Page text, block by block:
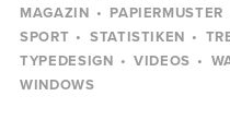
MAGAZIN
PAPIERMUSTER
SPORT
STATISTIKEN
TYPEDESIGN
VIDEOS
WINDOWS